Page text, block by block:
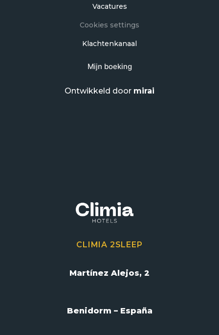
Vacatures
Cookies settings
Klachtenkanaal
Mijn boeking
Ontwikkeld door mirai
CLIMIA 2SLEEP
Martínez Alejos, 2
Benidorm – España